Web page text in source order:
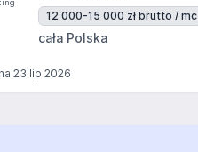
12 000-15 000 zł brutto / mc
cała Polska
23 lip 2026